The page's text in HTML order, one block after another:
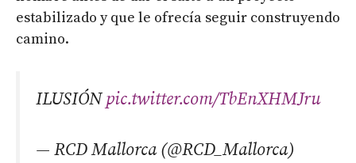
estabilizado y que le ofrecía seguir construyendo
camino.
ILUSIÓNpic.twitter.com/TbEnXHMJru
— RCD Mallorca (@RCD_Mallorca)